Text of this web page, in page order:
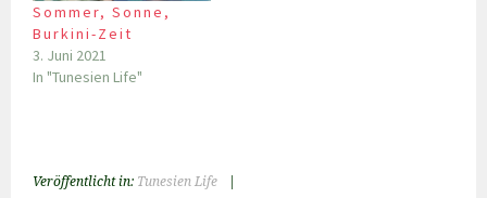
Sommer, Sonne,
Burkini-Zeit
3. Juni 2021
In "Tunesien Life"
Veröffentlicht in: Tunesien Life